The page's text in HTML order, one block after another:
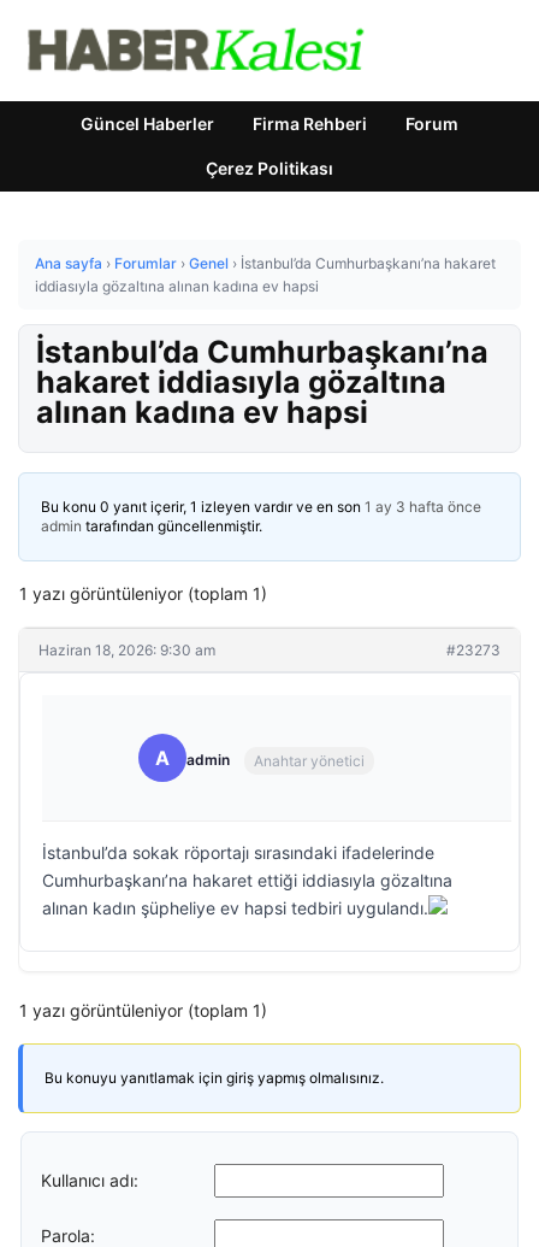
Güncel Haberler Firma Rehberi Forum
Çerez Politikası
Ana sayfa › Forumlar › Genel › İstanbul’da Cumhurbaşkanı’na hakaret
iddiasıyla gözaltına alınan kadına ev hapsi
İstanbul’da Cumhurbaşkanı’na
hakaret iddiasıyla gözaltına
alınan kadına ev hapsi
Bu konu 0 yanıt içerir, 1 izleyen vardır ve en son 1 ay 3 hafta önce
admin tarafından güncellenmiştir.
1 yazı görüntüleniyor (toplam 1)
Haziran 18, 2026: 9:30 am #23273
A admin Anahtar yönetici
İstanbul’da sokak röportajı sırasındaki ifadelerinde
Cumhurbaşkanı’na hakaret ettiği iddiasıyla gözaltına
alınan kadın şüpheliye ev hapsi tedbiri uygulandı.
1 yazı görüntüleniyor (toplam 1)
Bu konuyu yanıtlamak için giriş yapmış olmalısınız.
Kullanıcı adı:
Parola: